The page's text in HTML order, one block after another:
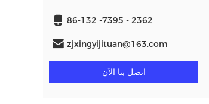
86-132 -7395 - 2362
zjxingyijituan@163.com
اتصل بنا الآن